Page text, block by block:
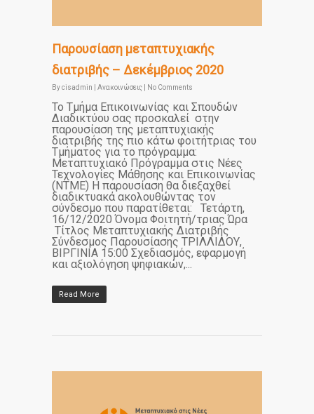
Παρουσίαση μεταπτυχιακής
διατριβής – Δεκέμβριος 2020
Bycisadmin Ανακοινώσεις No Comments
Το Τμήμα Επικοινωνίας και Σπουδών
Διαδικτύου σας προσκαλεί στην
παρουσίαση της μεταπτυχιακής
διατριβής της πιο κάτω φοιτήτριας του
Τμήματος για το πρόγραμμα:
Μεταπτυχιακό Πρόγραμμα στις Νέες
Τεχνολογίες Μάθησης και Επικοινωνίας
(ΝΤΜΕ) Η παρουσίαση θα διεξαχθεί
διαδικτυακά ακολουθώντας τον
σύνδεσμο που παρατίθεται: Τετάρτη,
16/12/2020 Όνομα Φοιτητή/τριας Ώρα
Τίτλος Μεταπτυχιακής Διατριβής
Σύνδεσμος Παρουσίασης ΤΡΙΛΛΙΔΟΥ,
ΒΙΡΓΙΝΙΑ 15:00 Σχεδιασμός, εφαρμογή
και αξιολόγηση ψηφιακών,...
Read More